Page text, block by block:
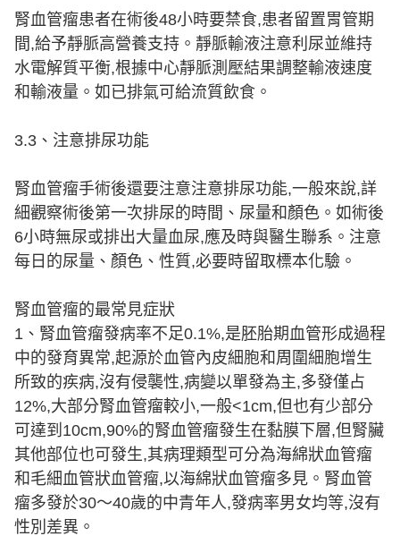
腎血管瘤患者在術後48小時要禁食,患者留置胃管期
間,給予靜脈高營養支持。靜脈輸液注意利尿並維持
水電解質平衡,根據中心靜脈測壓結果調整輸液速度
和輸液量。如已排氣可給流質飲食。
3.3、注意排尿功能
腎血管瘤手術後還要注意注意排尿功能,一般來說,詳
細觀察術後第一次排尿的時間、尿量和顏色。如術後
6小時無尿或排出大量血尿,應及時與醫生聯系。注意
每日的尿量、顏色、性質,必要時留取標本化驗。
腎血管瘤的最常見症狀
1、腎血管瘤發病率不足0.1%,是胚胎期血管形成過程
中的發育異常,起源於血管內皮細胞和周圍細胞增生
所致的疾病,沒有侵襲性,病變以單發為主,多發僅占
12%,大部分腎血管瘤較小,一般<1cm,但也有少部分
可達到10cm,90%的腎血管瘤發生在黏膜下層,但腎臟
其他部位也可發生,其病理類型可分為海綿狀血管瘤
和毛細血管狀血管瘤,以海綿狀血管瘤多見。腎血管
瘤多發於30～40歲的中青年人,發病率男女均等,沒有
性別差異。